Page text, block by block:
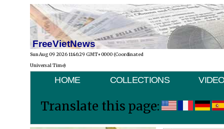
FreeVietNews
Sun Aug 09 2026 11:46:29 GMT+0000 (Coordinated
Universal Time)
HOME COLLECTIONS
Translate this page: